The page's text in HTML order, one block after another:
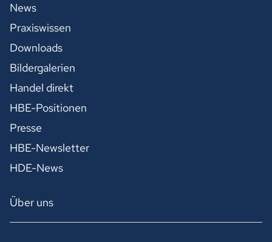
News
Praxiswissen
Downloads
Bildergalerien
Handel direkt
HBE-Positionen
Presse
HBE-Newsletter
HDE-News
Über uns